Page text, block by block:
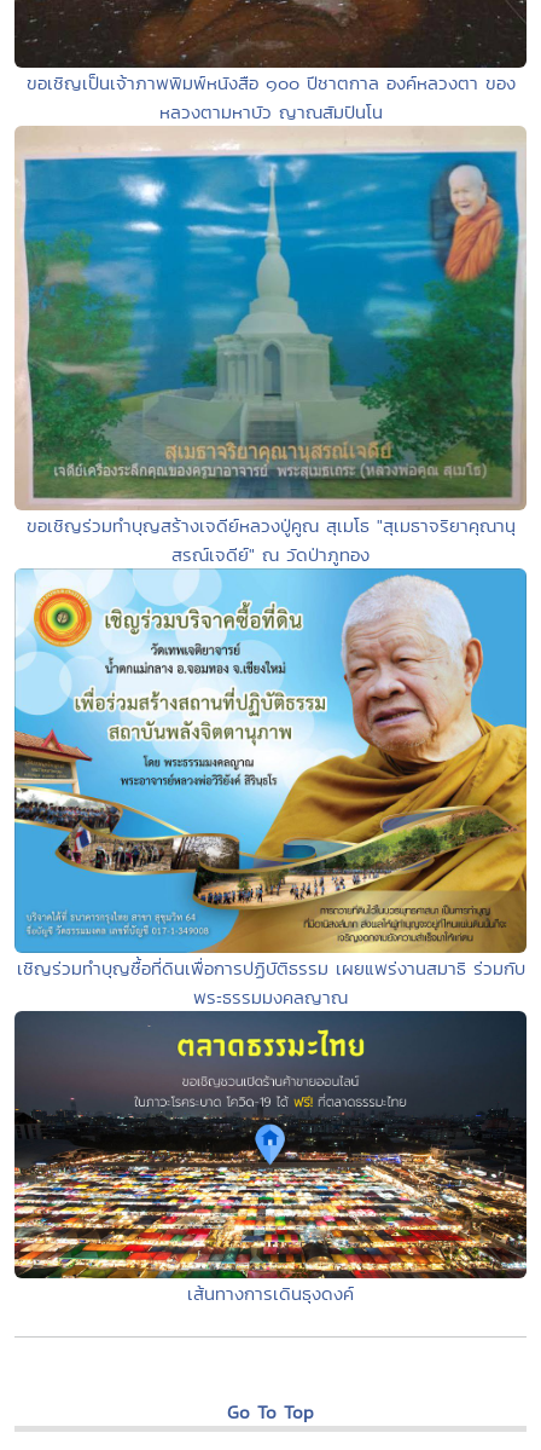
ขอเชิญเป็นเจ้าภาพพิมพ์หนังสือ ๑๐๐ ปีชาตกาล องค์หลวงตา ของ
หลวงตามหาบัว ญาณสัมปันโน
ขอเชิญร่วมทำบุญสร้างเจดีย์หลวงปู่คูณ สุเมโธ "สุเมธาจริยาคุณานุ
สรณ์เจดีย์" ณ วัดป่าภูทอง
เชิญร่วมทำบุญซื้อที่ดินเพื่อการปฏิบัติธรรม เผยแพร่งานสมาธิ ร่วมกับ
พระธรรมมงคลญาณ
เส้นทางการเดินธุงดงค์
Go To Top